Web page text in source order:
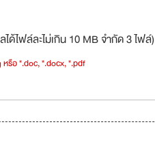
ด้ไฟล์ละไม่เกิน 10 MB จำกัด 3 ไฟล์)
หรือ *.doc, *.docx, *.pdf